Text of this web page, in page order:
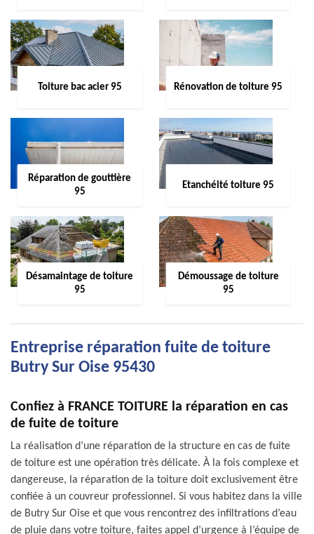
Toiture bac acier 95 Rénovation de toiture 95
Réparation de gouttière
95
Etanchéité toiture 95
Désamaintage de toiture
95
Démoussage de toiture
95
Entreprise réparation fuite de toiture
Butry Sur Oise 95430
Confiez à FRANCE TOITURE la réparation en cas
de fuite de toiture
La réalisation d’une réparation de la structure en cas de fuite
de toiture est une opération très délicate. À la fois complexe et
dangereuse, la réparation de la toiture doit exclusivement être
confiée à un couvreur professionnel. Si vous habitez dans la ville
de Butry Sur Oise et que vous rencontrez des infiltrations d’eau
de pluie dans votre toiture, faites appel d’urgence à l’équipe de